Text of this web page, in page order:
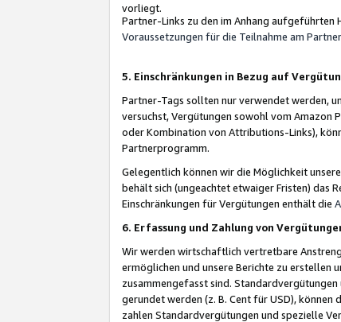
vorliegt.
Partner-Links zu den im Anhang aufgeführten
Voraussetzungen für die Teilnahme am
5. Einschränkungen in Bezug auf
Partner-Tags sollten nur verwendet werden,
versuchst, Vergütungen sowohl vom Amazon
oder Kombination von Attributions-Links),
Partnerprogramm.
Gelegentlich können wir die Möglichkeit
behält sich (ungeachtet etwaiger Fristen) das
Einschränkungen für Vergütungen enthält die
6. Erfassung und Zahlung von
Wir werden wirtschaftlich vertretbare
ermöglichen und unsere Berichte zu erstellen
zusammengefasst sind.
gerundet werden (z. B. Cent für USD),
zahlen Standardvergütungen und spezielle